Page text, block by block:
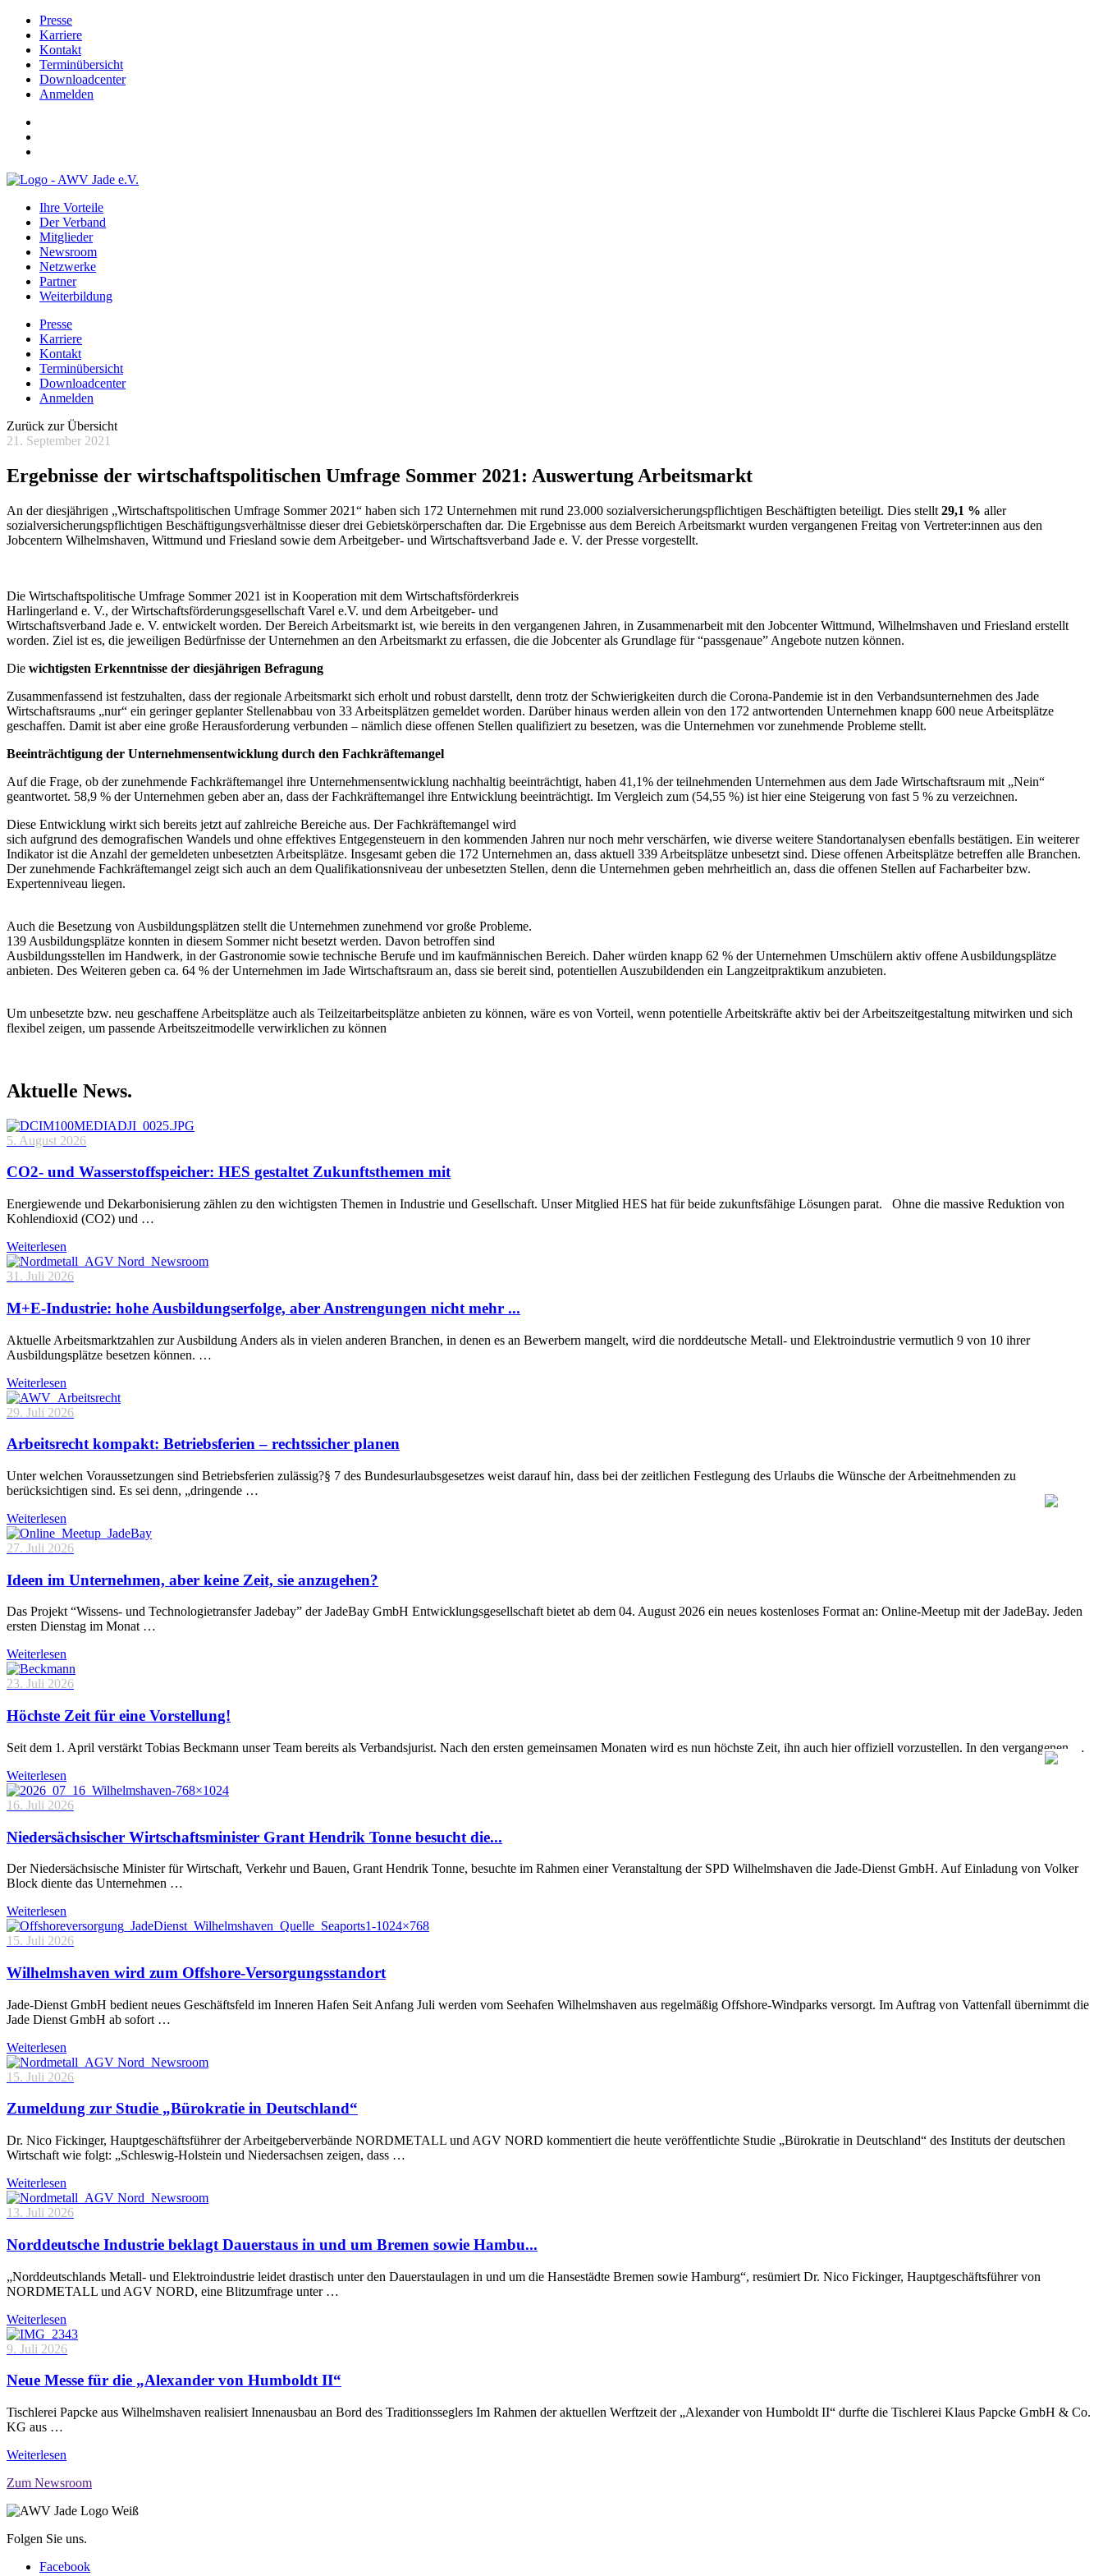
Presse
Karriere
Kontakt
Terminübersicht
Downloadcenter
Anmelden
Ihre Vorteile
Der Verband
Mitglieder
Newsroom
Netzwerke
Partner
Weiterbildung
Presse
Karriere
Kontakt
Terminübersicht
Downloadcenter
Anmelden
Zurück zur Übersicht
21. September 2021
Ergebnisse der wirtschaftspolitischen Umfrage Sommer 2021: Auswertung Arbeitsmarkt
An der diesjährigen „Wirtschaftspolitischen Umfrage Sommer 2021“ haben sich 172 Unternehmen mit rund 23.000 sozialversicherungspflichtigen Beschäftigten beteiligt. Dies stellt 29,1 % aller
sozialversicherungspflichtigen Beschäftigungsverhältnisse dieser drei Gebietskörperschaften dar. Die Ergebnisse aus dem Bereich Arbeitsmarkt wurden vergangenen Freitag von Vertreter:innen aus den
Jobcentern Wilhelmshaven, Wittmund und Friesland sowie dem Arbeitgeber- und Wirtschaftsverband Jade e. V. der Presse vorgestellt.
Die Wirtschaftspolitische Umfrage Sommer 2021 ist in Kooperation mit dem Wirtschaftsförderkreis
Harlingerland e. V., der Wirtschaftsförderungsgesellschaft Varel e.V. und dem Arbeitgeber- und
Wirtschaftsverband Jade e. V. entwickelt worden. Der Bereich Arbeitsmarkt ist, wie bereits in den vergangenen Jahren, in Zusammenarbeit mit den Jobcenter Wittmund, Wilhelmshaven und Friesland erstellt
worden. Ziel ist es, die jeweiligen Bedürfnisse der Unternehmen an den Arbeitsmarkt zu erfassen, die die Jobcenter als Grundlage für “passgenaue” Angebote nutzen können.
Die wichtigsten Erkenntnisse der diesjährigen Befragung
Zusammenfassend ist festzuhalten, dass der regionale Arbeitsmarkt sich erholt und robust darstellt, denn trotz der Schwierigkeiten durch die Corona-Pandemie ist in den Verbandsunternehmen des Jade
Wirtschaftsraums „nur“ ein geringer geplanter Stellenabbau von 33 Arbeitsplätzen gemeldet worden. Darüber hinaus werden allein von den 172 antwortenden Unternehmen knapp 600 neue Arbeitsplätze
geschaffen. Damit ist aber eine große Herausforderung verbunden – nämlich diese offenen Stellen qualifiziert zu besetzen, was die Unternehmen vor zunehmende Probleme stellt.
Beeinträchtigung der Unternehmensentwicklung durch den Fachkräftemangel
Auf die Frage, ob der zunehmende Fachkräftemangel ihre Unternehmensentwicklung nachhaltig beeinträchtigt, haben 41,1% der teilnehmenden Unternehmen aus dem Jade Wirtschaftsraum mit „Nein“
geantwortet. 58,9 % der Unternehmen geben aber an, dass der Fachkräftemangel ihre Entwicklung beeinträchtigt. Im Vergleich zum (54,55 %) ist hier eine Steigerung von fast 5 % zu verzeichnen.
Diese Entwicklung wirkt sich bereits jetzt auf zahlreiche Bereiche aus. Der Fachkräftemangel wird
sich aufgrund des demografischen Wandels und ohne effektives Entgegensteuern in den kommenden Jahren nur noch mehr verschärfen, wie diverse weitere Standortanalysen ebenfalls bestätigen. Ein weiterer
Indikator ist die Anzahl der gemeldeten unbesetzten Arbeitsplätze. Insgesamt geben die 172 Unternehmen an, dass aktuell 339 Arbeitsplätze unbesetzt sind. Diese offenen Arbeitsplätze betreffen alle Branchen.
Der zunehmende Fachkräftemangel zeigt sich auch an dem Qualifikationsniveau der unbesetzten Stellen, denn die Unternehmen geben mehrheitlich an, dass die offenen Stellen auf Facharbeiter bzw.
Expertenniveau liegen.
Auch die Besetzung von Ausbildungsplätzen stellt die Unternehmen zunehmend vor große Probleme.
139 Ausbildungsplätze konnten in diesem Sommer nicht besetzt werden. Davon betroffen sind
Ausbildungsstellen im Handwerk, in der Gastronomie sowie technische Berufe und im kaufmännischen Bereich. Daher würden knapp 62 % der Unternehmen Umschülern aktiv offene Ausbildungsplätze
anbieten. Des Weiteren geben ca. 64 % der Unternehmen im Jade Wirtschaftsraum an, dass sie bereit sind, potentiellen Auszubildenden ein Langzeitpraktikum anzubieten.
Um unbesetzte bzw. neu geschaffene Arbeitsplätze auch als Teilzeitarbeitsplätze anbieten zu können, wäre es von Vorteil, wenn potentielle Arbeitskräfte aktiv bei der Arbeitszeitgestaltung mitwirken und sich
flexibel zeigen, um passende Arbeitszeitmodelle verwirklichen zu können
Aktuelle News.
5. August 2026
CO2- und Wasserstoffspeicher: HES gestaltet Zukunftsthemen mit
Energiewende und Dekarbonisierung zählen zu den wichtigsten Themen in Industrie und Gesellschaft. Unser Mitglied HES hat für beide zukunftsfähige Lösungen parat. Ohne die massive Reduktion von
Kohlendioxid (CO2) und …
Weiterlesen
31. Juli 2026
M+E-Industrie: hohe Ausbildungserfolge, aber Anstrengungen nicht mehr ...
Aktuelle Arbeitsmarktzahlen zur Ausbildung Anders als in vielen anderen Branchen, in denen es an Bewerbern mangelt, wird die norddeutsche Metall- und Elektroindustrie vermutlich 9 von 10 ihrer
Ausbildungsplätze besetzen können. …
Weiterlesen
29. Juli 2026
Arbeitsrecht kompakt: Betriebsferien – rechtssicher planen
Unter welchen Voraussetzungen sind Betriebsferien zulässig?§ 7 des Bundesurlaubsgesetzes weist darauf hin, dass bei der zeitlichen Festlegung des Urlaubs die Wünsche der Arbeitnehmenden zu
berücksichtigen sind. Es sei denn, „dringende …
Weiterlesen
27. Juli 2026
Ideen im Unternehmen, aber keine Zeit, sie anzugehen?
Das Projekt “Wissens- und Technologietransfer Jadebay” der JadeBay GmbH Entwicklungsgesellschaft bietet ab dem 04. August 2026 ein neues kostenloses Format an: Online-Meetup mit der JadeBay. Jeden
ersten Dienstag im Monat …
Weiterlesen
23. Juli 2026
Höchste Zeit für eine Vorstellung!
Seit dem 1. April verstärkt Tobias Beckmann unser Team bereits als Verbandsjurist. Nach den ersten gemeinsamen Monaten wird es nun höchste Zeit, ihn auch hier offiziell vorzustellen. In den vergangenen …
Weiterlesen
16. Juli 2026
Niedersächsischer Wirtschaftsminister Grant Hendrik Tonne besucht die...
Der Niedersächsische Minister für Wirtschaft, Verkehr und Bauen, Grant Hendrik Tonne, besuchte im Rahmen einer Veranstaltung der SPD Wilhelmshaven die Jade-Dienst GmbH. Auf Einladung von Volker
Block diente das Unternehmen …
Weiterlesen
15. Juli 2026
Wilhelmshaven wird zum Offshore-Versorgungsstandort
Jade-Dienst GmbH bedient neues Geschäftsfeld im Inneren Hafen Seit Anfang Juli werden vom Seehafen Wilhelmshaven aus regelmäßig Offshore-Windparks versorgt. Im Auftrag von Vattenfall übernimmt die
Jade Dienst GmbH ab sofort …
Weiterlesen
15. Juli 2026
Zumeldung zur Studie „Bürokratie in Deutschland“
Dr. Nico Fickinger, Hauptgeschäftsführer der Arbeitgeberverbände NORDMETALL und AGV NORD kommentiert die heute veröffentlichte Studie „Bürokratie in Deutschland“ des Instituts der deutschen
Wirtschaft wie folgt: „Schleswig-Holstein und Niedersachsen zeigen, dass …
Weiterlesen
13. Juli 2026
Norddeutsche Industrie beklagt Dauerstaus in und um Bremen sowie Hambu...
„Norddeutschlands Metall- und Elektroindustrie leidet drastisch unter den Dauerstaulagen in und um die Hansestädte Bremen sowie Hamburg“, resümiert Dr. Nico Fickinger, Hauptgeschäftsführer von
NORDMETALL und AGV NORD, eine Blitzumfrage unter …
Weiterlesen
9. Juli 2026
Neue Messe für die „Alexander von Humboldt II“
Tischlerei Papcke aus Wilhelmshaven realisiert Innenausbau an Bord des Traditionsseglers Im Rahmen der aktuellen Werftzeit der „Alexander von Humboldt II“ durfte die Tischlerei Klaus Papcke GmbH & Co.
KG aus …
Weiterlesen
Zum Newsroom
Folgen Sie uns.
Facebook